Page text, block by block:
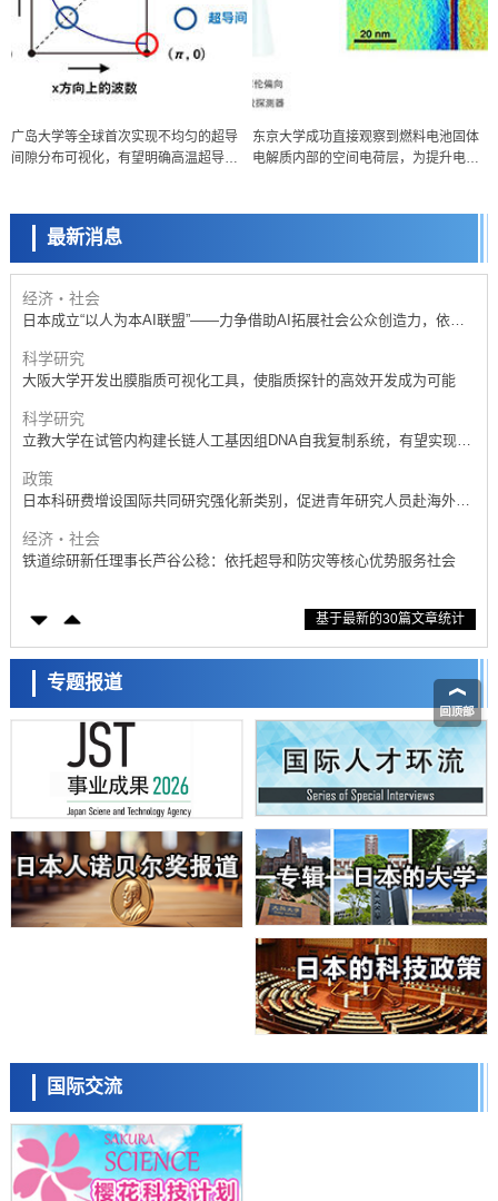
广岛大学等全球首次实现不均匀的超导
间隙分布可视化，有望明确高温超导机
东京大学成功直接观察到燃料电池固体
电解质内部的空间电荷层，为提升电池
最新消息
日本科研费增设国际共同研究强化新类别，促进青年研究人员赴海外开
展研究
科学研究
开发出300亿年仅误差1秒的光晶格钟，构建网络将其打造为下一代社会
基础设施
经济・社会
日本成立“以人为本AI联盟”——力争借助AI拓展社会公众创造力，依托
科学研究
大阪大学开发出膜脂质可视化工具，使脂质探针的高效开发成为可能
科学研究
立教大学在试管内构建长链人工基因组DNA自我复制系统，有望实现携
政策
日本科研费增设国际共同研究强化新类别，促进青年研究人员赴海外开
经济・社会
铁道综研新任理事长芦谷公稔：依托超导和防灾等核心优势服务社会
东京大学通过叶绿体基因组编辑技术强化碳固定酶，成功提高光合作用
科学研究
藤田医科大学等成功鉴定出非结核分枝杆菌生存的必需基因，首次揭示
该基因的必要性因菌株而异
经济・社会
【AI法下篇】如何应对AI的不可控性——中央大学平野晋教授专访
科学研究
日本学术会议：为保持土壤健康应采取哪些措施？探讨土壤保护与强化
的具体对策
科学研究
大阪大学开发基于水氢键网络的温度预测新方法，AI从分子排列信息中
高精度解读
经济・社会
【AI法上篇】如何对“将人生交给AI”保持危机感——中央大学平野晋教
庆应义塾大学阐明脑内“游击手”小胶质细胞包裹保护受损神经细胞的机
制，有望用于开发阿尔茨海默病等疾病疗法
劣化抑制机制，为提升轮胎安全性与耐久性的材料设计开辟道路
科学研究
近畿大学等发现植物染料“日本茜”的红色成分可抑制老化与炎症，有望
成为新型功能性材料
科学研究
群马大学开发针对难治性癫痫的新型基因疗法，利用超小型GAD67启动
子抑制发作
基于最新的30篇文章统计
专题报道
国际交流
流员